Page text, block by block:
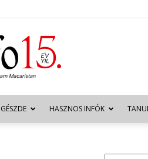
HASZNOS INFÓK